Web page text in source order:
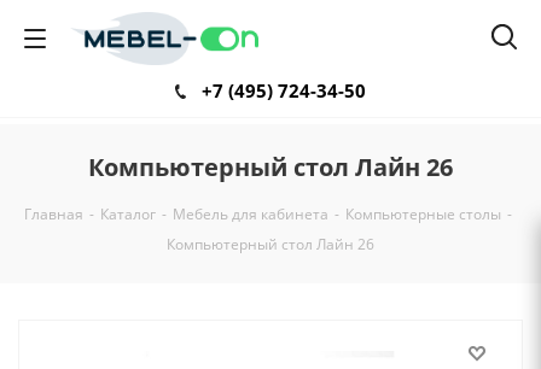
+7 (495) 724-34-50
Компьютерный стол Лайн 26
Главная - Каталог - Мебель для кабинета - Компьютерные столы -
Компьютерный стол Лайн 26